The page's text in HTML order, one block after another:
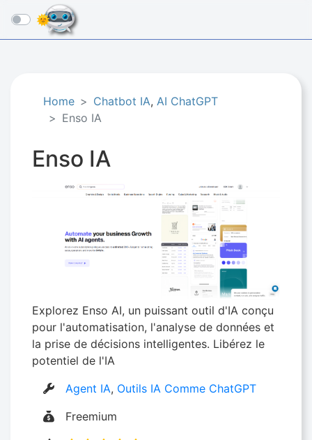
☰
Home Chatbot IA, AI ChatGPT
Enso IA
Enso IA
Explorez Enso AI, un puissant outil d'IA conçu
pour l'automatisation, l'analyse de données et
la prise de décisions intelligentes. Libérez le
potentiel de l'IA
Agent IA, Outils IA Comme ChatGPT
Freemium